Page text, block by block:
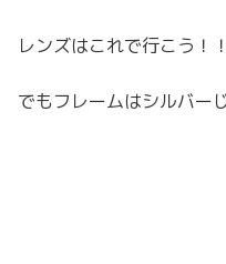
レンズはこれで行こう！！
でもフレームはシルバー